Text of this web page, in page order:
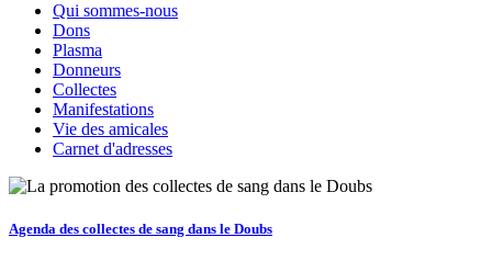
Qui sommes-nous
Dons
Plasma
Donneurs
Collectes
Manifestations
Vie des amicales
Carnet d'adresses
Agenda des collectes de sang dans le Doubs